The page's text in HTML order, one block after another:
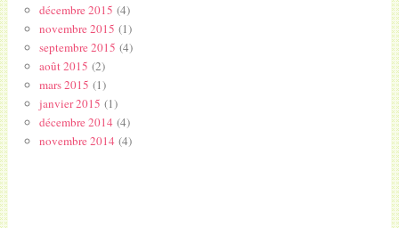
décembre 2015 (4)
novembre 2015 (1)
septembre 2015 (4)
août 2015 (2)
mars 2015 (1)
janvier 2015 (1)
décembre 2014(4)
novembre 2014(4)